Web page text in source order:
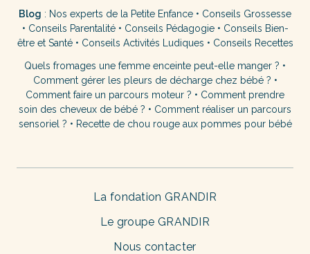
Blog : Nos experts de la Petite Enfance • Conseils Grossesse
• Conseils Parentalité• Conseils Pédagogie• Conseils Bien-
être et Santé• Conseils Activités Ludiques • Conseils Recettes
Quels fromages une femme enceinte peut-elle manger ? •
Comment gérer les pleurs de décharge chez bébé ? •
Comment faire un parcours moteur ? • Comment prendre
soin des cheveux de bébé ? • Comment réaliser un parcours
sensoriel ? • Recette de chou rouge aux pommes pour bébé
La fondation GRANDIR
Le groupe GRANDIR
Nous contacter